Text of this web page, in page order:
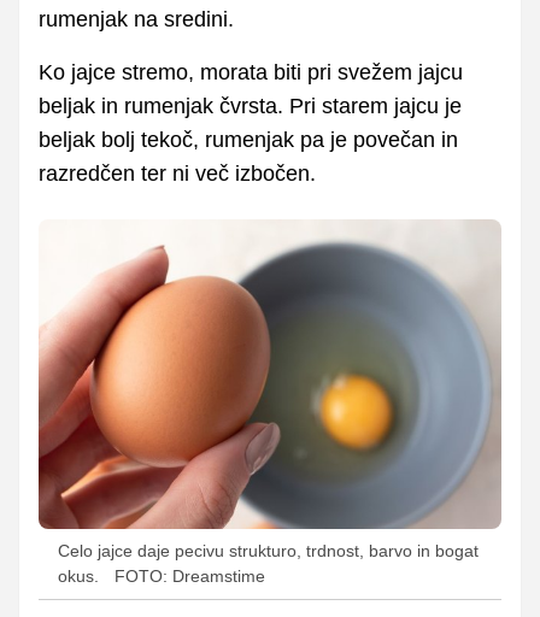
rumenjak na sredini.
Ko jajce stremo, morata biti pri svežem jajcu
beljak in rumenjak čvrsta. Pri starem jajcu je
beljak bolj tekoč, rumenjak pa je povečan in
razredčen ter ni več izbočen.
Celo jajce daje pecivu strukturo, trdnost, barvo in bogat
okus.
FOTO: Dreamstime